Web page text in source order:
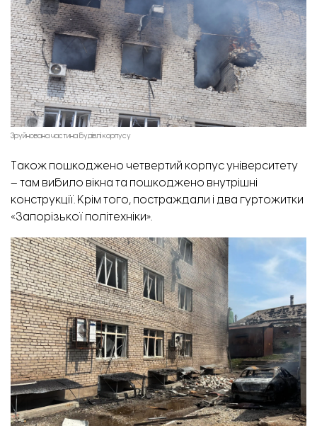
Зруйнована частина будівлі корпусу
Також пошкоджено четвертий корпус університету
– там вибило вікна та пошкоджено внутрішні
конструкції. Крім того, постраждали і два гуртожитки
«Запорізької політехніки».